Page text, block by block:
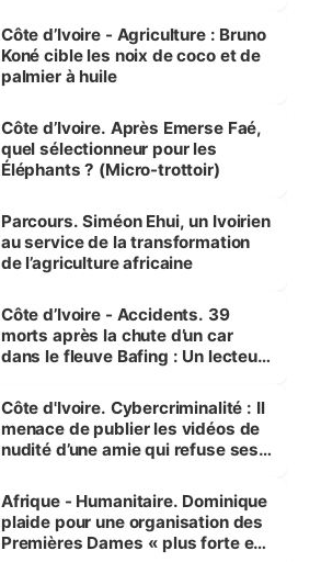
Côte d’Ivoire - Agriculture : Bruno
Koné cible les noix de coco et de
palmier à huile
Côte d’Ivoire. Après Emerse Faé,
quel sélectionneur pour les
Éléphants ? (Micro-trottoir)
Parcours. Siméon Ehui, un Ivoirien
au service de la transformation
de l’agriculture africaine
Côte d’Ivoire - Accidents. 39
morts après la chute d’un car
dans le fleuve Bafing : Un lecteur
des Transports
Côte d'Ivoire. Cybercriminalité : Il
menace de publier les vidéos de
nudité d’une amie qui refuse ses
Afrique - Humanitaire. Dominique
plaide pour une organisation des
Premières Dames « plus forte et